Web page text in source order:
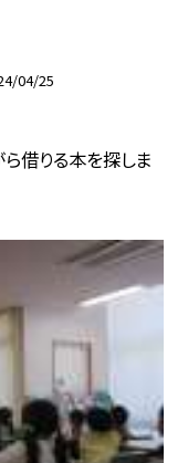
04/25
借りる本を探しま